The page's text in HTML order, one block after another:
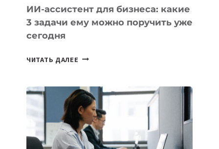
ИИ-ассистент для бизнеса: какие
3 задачи ему можно поручить уже
сегодня
ЧИТАТЬ ДАЛЕЕ ИИ-
БИЗНЕСА:
КАКИЕ
3
ЗАДАЧИ
ЕМУ